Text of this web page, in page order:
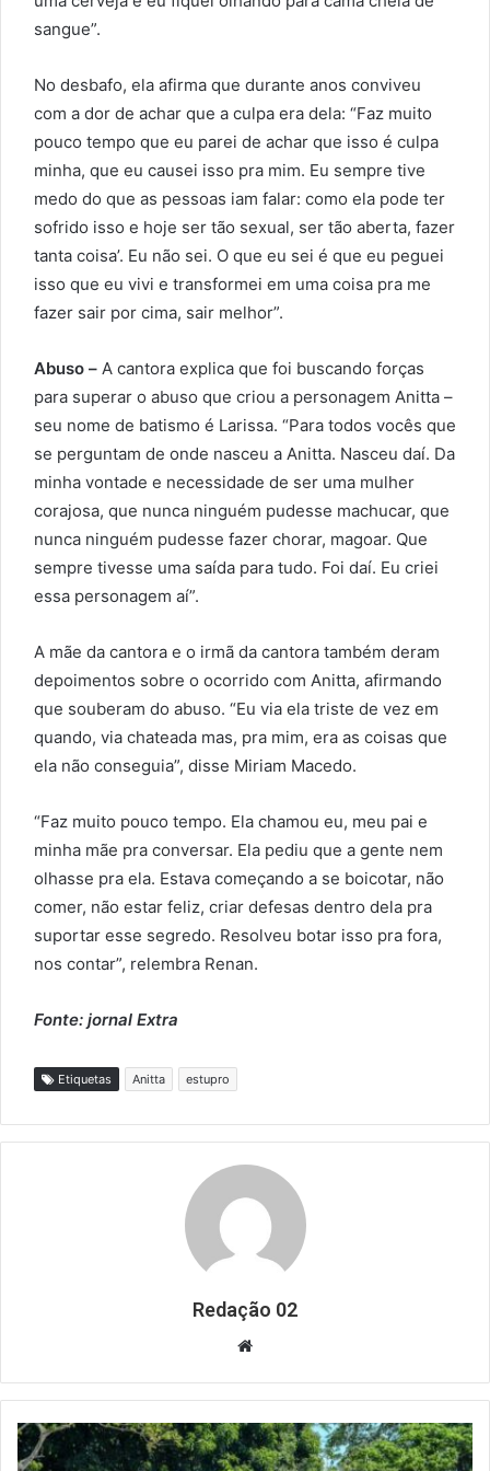
sangue”.
No desbafo, ela afirma que durante anos conviveu
com a dor de achar que a culpa era dela: “Faz muito
pouco tempo que eu parei de achar que isso é culpa
minha, que eu causei isso pra mim. Eu sempre tive
medo do que as pessoas iam falar: como ela pode ter
sofrido isso e hoje ser tão sexual, ser tão aberta, fazer
tanta coisa’. Eu não sei. O que eu sei é que eu peguei
isso que eu vivi e transformei em uma coisa pra me
fazer sair por cima, sair melhor”.
Abuso – A cantora explica que foi buscando forças
para superar o abuso que criou a personagem Anitta –
seu nome de batismo é Larissa. “Para todos vocês que
se perguntam de onde nasceu a Anitta. Nasceu daí. Da
minha vontade e necessidade de ser uma mulher
corajosa, que nunca ninguém pudesse machucar, que
nunca ninguém pudesse fazer chorar, magoar. Que
sempre tivesse uma saída para tudo. Foi daí. Eu criei
essa personagem aí”.
A mãe da cantora e o irmã da cantora também deram
depoimentos sobre o ocorrido com Anitta, afirmando
que souberam do abuso. “Eu via ela triste de vez em
quando, via chateada mas, pra mim, era as coisas que
ela não conseguia”, disse Miriam Macedo.
“Faz muito pouco tempo. Ela chamou eu, meu pai e
minha mãe pra conversar. Ela pediu que a gente nem
olhasse pra ela. Estava começando a se boicotar, não
comer, não estar feliz, criar defesas dentro dela pra
suportar esse segredo. Resolveu botar isso pra fora,
nos contar”, relembra Renan.
Fonte: jornal Extra
Etiquetas Anitta estupro
Redação 02
Website